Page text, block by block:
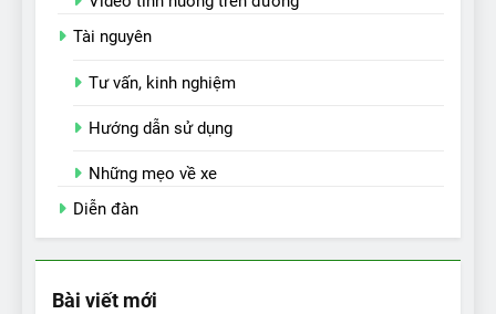
Tài nguyên
Tư vấn, kinh nghiệm
Hướng dẫn sử dụng
Những mẹo về xe
Diễn đàn
Bài viết mới